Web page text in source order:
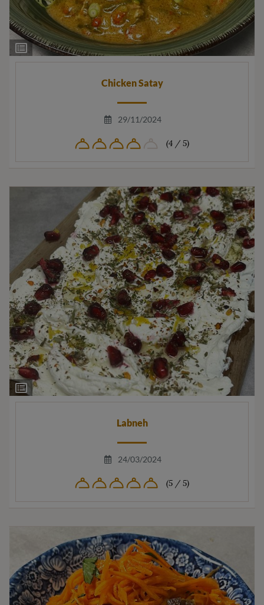
Ingrediëntenlijst
Chicken Satay
29/11/2024
(4 / 5)
Ingrediëntenlijst
Labneh
24/03/2024
(5 / 5)